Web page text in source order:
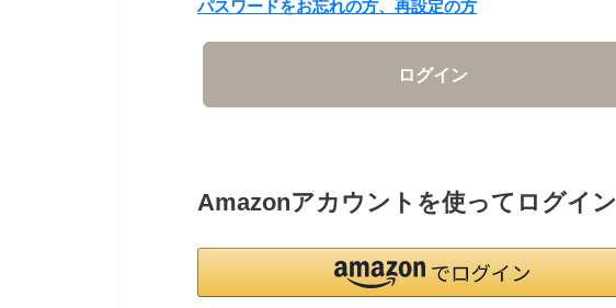
パスワードをお忘れの方、再設定の方
ログイン
Amazonアカウントを使ってログイン